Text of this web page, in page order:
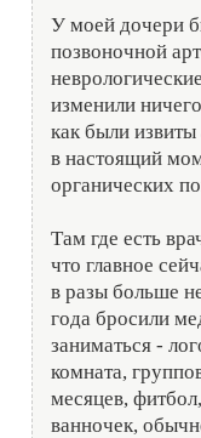
У моей дочери
позвоночной
изменили
как были извиты
в настоящий
органических
Там где есть
что главное
в разы больше
года бросили
заниматься -
комната,
месяцев,
ванночек,